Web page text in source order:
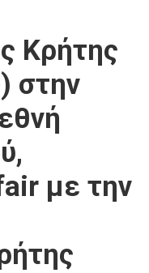
Κρήτης
στην
με την